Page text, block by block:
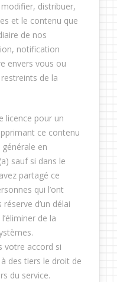
modifier, distribuer,
et le contenu que
de nos
notification
envers vous ou
de la
licence pour un
ce contenu
en
sauf si dans le
partagé ce
qui l’ont
d’un délai
de la
votre accord si
des tiers le droit de
du service.